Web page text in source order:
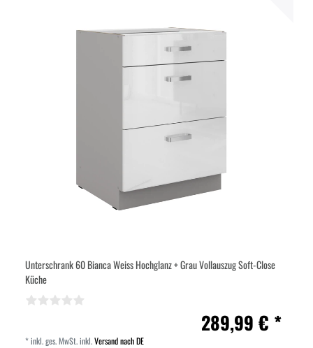
Unterschrank 60 Bianca Weiss Hochglanz + Grau Vollauszug Soft-Close
Küche
289,99 € *
*inkl. ges. MwSt.inkl.Versand nach DE